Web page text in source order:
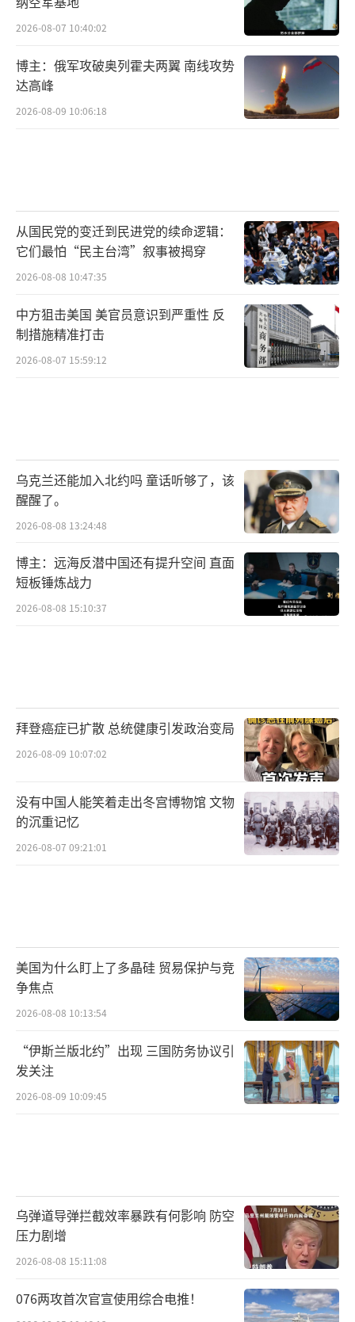
2026-08-07 10:40:02
博主：俄军攻破奥列霍夫两翼 南线攻势
达高峰
2026-08-09 10:06:18
从国民党的变迁到民进党的续命逻辑：
它们最怕“民主台湾”叙事被揭穿
2026-08-08 10:47:35
中方狙击美国 美官员意识到严重性 反
制措施精准打击
2026-08-07 15:59:12
乌克兰还能加入北约吗 童话听够了，该
醒醒了。
2026-08-08 13:24:48
博主：远海反潜中国还有提升空间 直面
短板锤炼战力
2026-08-08 15:10:37
拜登癌症已扩散 总统健康引发政治变局
2026-08-09 10:07:02
没有中国人能笑着走出冬宫博物馆 文物
的沉重记忆
2026-08-07 09:21:01
美国为什么盯上了多晶硅 贸易保护与竞
争焦点
2026-08-08 10:13:54
“伊斯兰版北约”出现 三国防务协议引
发关注
2026-08-09 10:09:45
乌弹道导弹拦截效率暴跌有何影响 防空
压力剧增
2026-08-08 15:11:08
076两攻首次官宣使用综合电推！